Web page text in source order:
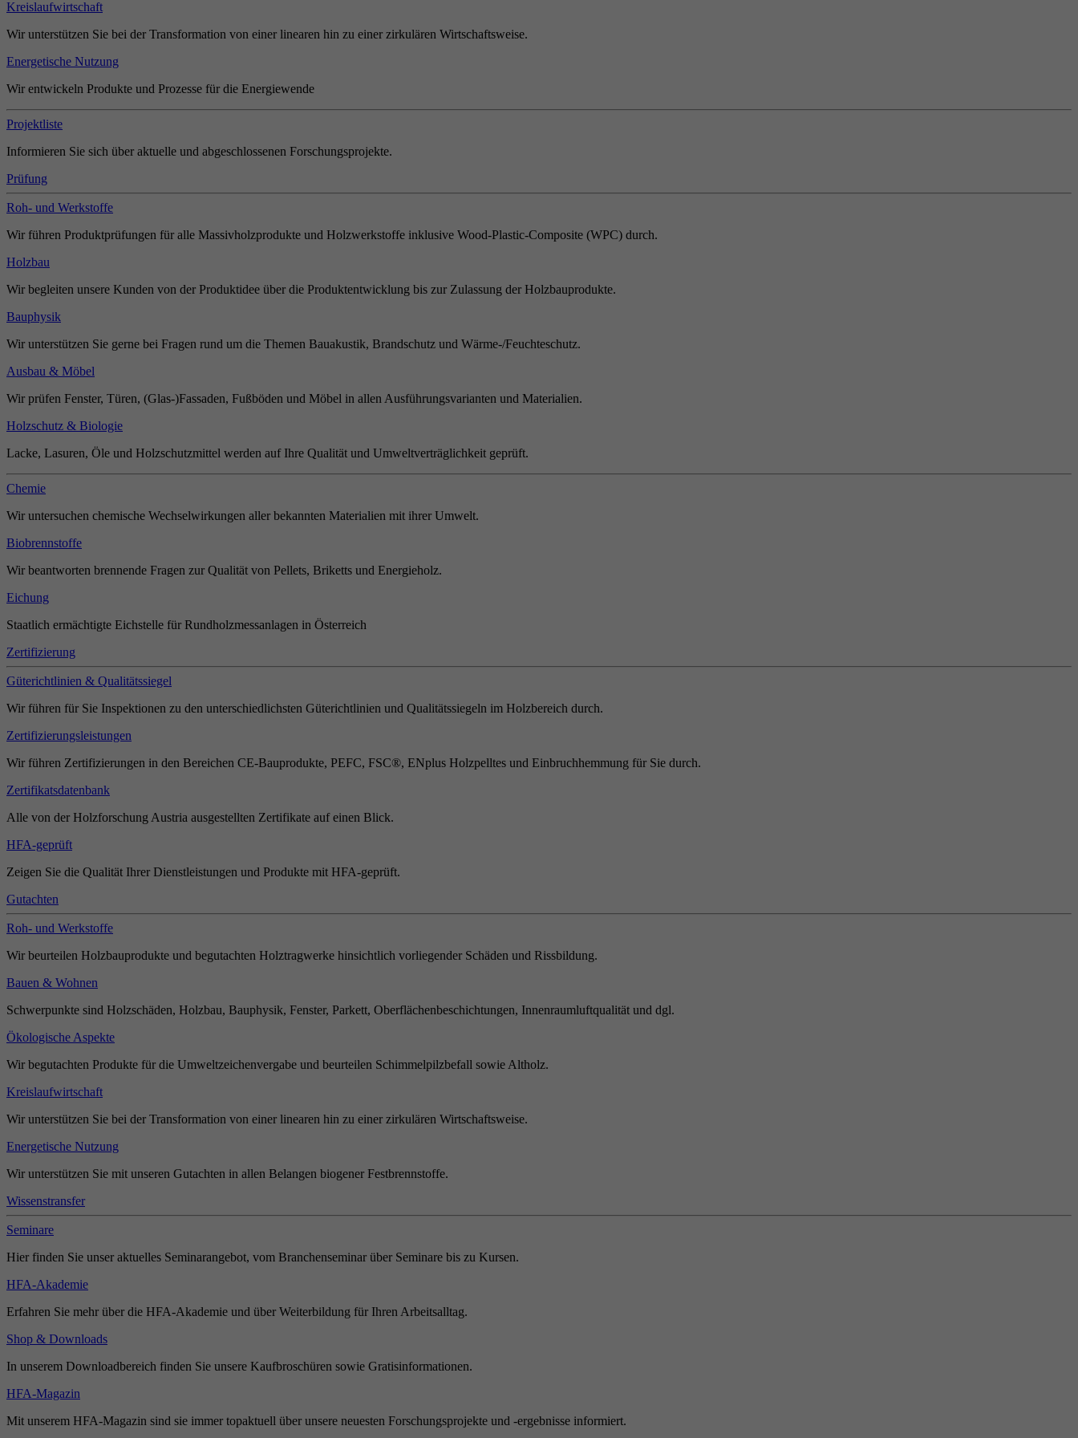
Kreislaufwirtschaft
Wir unterstützen Sie bei der Transformation von einer linearen hin zu einer zirkulären Wirtschaftsweise.
Energetische Nutzung
Wir entwickeln Produkte und Prozesse für die Energiewende
Projektliste
Informieren Sie sich über aktuelle und abgeschlossenen Forschungsprojekte.
Prüfung
Roh- und Werkstoffe
Wir führen Produktprüfungen für alle Massivholzprodukte und Holzwerkstoffe inklusive Wood-Plastic-Composite (WPC) durch.
Holzbau
Wir begleiten unsere Kunden von der Produktidee über die Produktentwicklung bis zur Zulassung der Holzbauprodukte.
Bauphysik
Wir unterstützen Sie gerne bei Fragen rund um die Themen Bauakustik, Brandschutz und Wärme-/Feuchteschutz.
Ausbau & Möbel
Wir prüfen Fenster, Türen, (Glas-)Fassaden, Fußböden und Möbel in allen Ausführungsvarianten und Materialien.
Holzschutz & Biologie
Lacke, Lasuren, Öle und Holzschutzmittel werden auf Ihre Qualität und Umweltverträglichkeit geprüft.
Chemie
Wir untersuchen chemische Wechselwirkungen aller bekannten Materialien mit ihrer Umwelt.
Biobrennstoffe
Wir beantworten brennende Fragen zur Qualität von Pellets, Briketts und Energieholz.
Eichung
Staatlich ermächtigte Eichstelle für Rundholzmessanlagen in Österreich
Zertifizierung
Güterichtlinien & Qualitätssiegel
Wir führen für Sie Inspektionen zu den unterschiedlichsten Güterichtlinien und Qualitätssiegeln im Holzbereich durch.
Zertifizierungsleistungen
Wir führen Zertifizierungen in den Bereichen CE-Bauprodukte, PEFC, FSC®, ENplus Holzpelltes und Einbruchhemmung für Sie durch.
Zertifikatsdatenbank
Alle von der Holzforschung Austria ausgestellten Zertifikate auf einen Blick.
HFA-geprüft
Zeigen Sie die Qualität Ihrer Dienstleistungen und Produkte mit HFA-geprüft.
Gutachten
Roh- und Werkstoffe
Wir beurteilen Holzbauprodukte und begutachten Holztragwerke hinsichtlich vorliegender Schäden und Rissbildung.
Bauen & Wohnen
Schwerpunkte sind Holzschäden, Holzbau, Bauphysik, Fenster, Parkett, Oberflächenbeschichtungen, Innenraumluftqualität und dgl.
Ökologische Aspekte
Wir begutachten Produkte für die Umweltzeichenvergabe und beurteilen Schimmelpilzbefall sowie Altholz.
Kreislaufwirtschaft
Wir unterstützen Sie bei der Transformation von einer linearen hin zu einer zirkulären Wirtschaftsweise.
Energetische Nutzung
Wir unterstützen Sie mit unseren Gutachten in allen Belangen biogener Festbrennstoffe.
Wissenstransfer
Seminare
Hier finden Sie unser aktuelles Seminarangebot, vom Branchenseminar über Seminare bis zu Kursen.
HFA-Akademie
Erfahren Sie mehr über die HFA-Akademie und über Weiterbildung für Ihren Arbeitsalltag.
Shop & Downloads
In unserem Downloadbereich finden Sie unsere Kaufbroschüren sowie Gratisinformationen.
HFA-Magazin
Mit unserem HFA-Magazin sind sie immer topaktuell über unsere neuesten Forschungsprojekte und -ergebnisse informiert.